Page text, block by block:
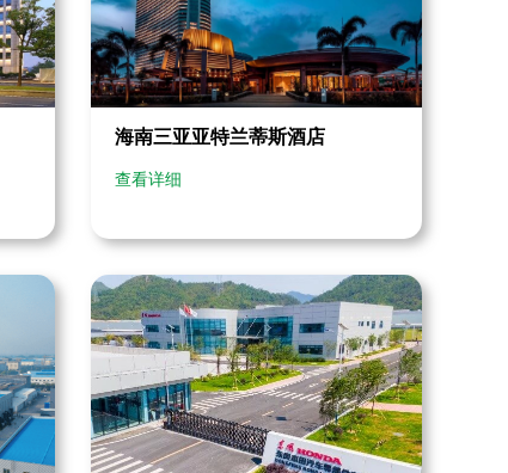
海南三亚亚特兰蒂斯酒店
查看详细